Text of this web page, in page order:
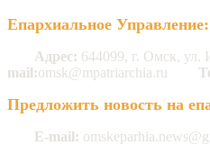
Епархиальное Управление:
Адрес: 644099, г. Омск, ул.
mail:omsk@mpatriarchia.ru
Предложить новость на
E-mail: